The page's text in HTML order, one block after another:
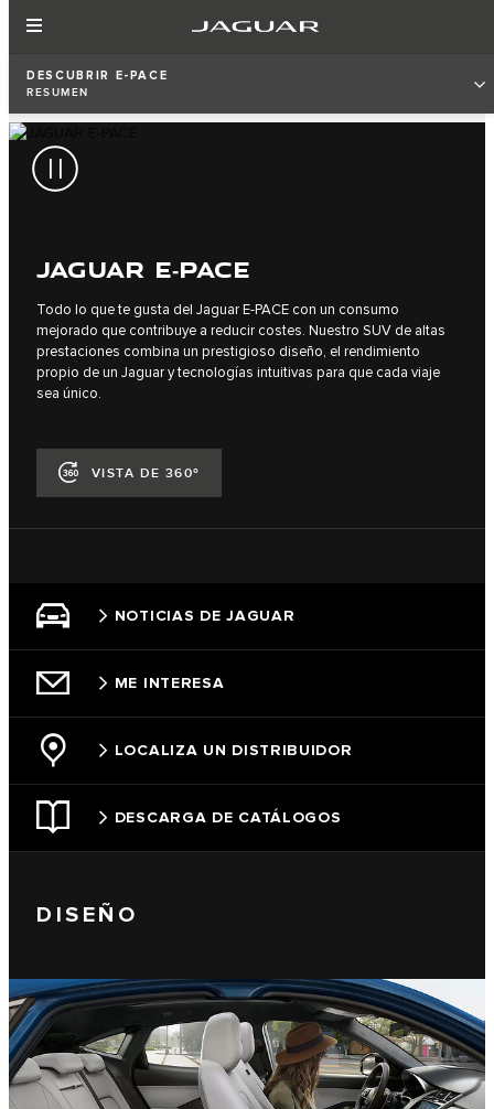
DESCUBRIR E‑PACE
RESUMEN
JAGUAR E‑PACE
Todo lo que te gusta del Jaguar E‑PACE con un consumo
mejorado que contribuye a reducir costes. Nuestro SUV de altas
prestaciones combina un prestigioso diseño, el rendimiento
propio de un Jaguar y tecnologías intuitivas para que cada viaje
sea único.
VISTA DE 360º
NOTICIAS DE JAGUAR
ME INTERESA
LOCALIZA UN DISTRIBUIDOR
DESCARGA DE CATÁLOGOS
DISEÑO